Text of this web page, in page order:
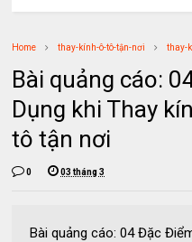
Home thay-kính-ô-tô-tận-nơi thay-
Bài quảng cáo:
Dụng khi Thay
tô tận nơi
0 03 tháng 3
Bài quảng cáo: 04 Đặc